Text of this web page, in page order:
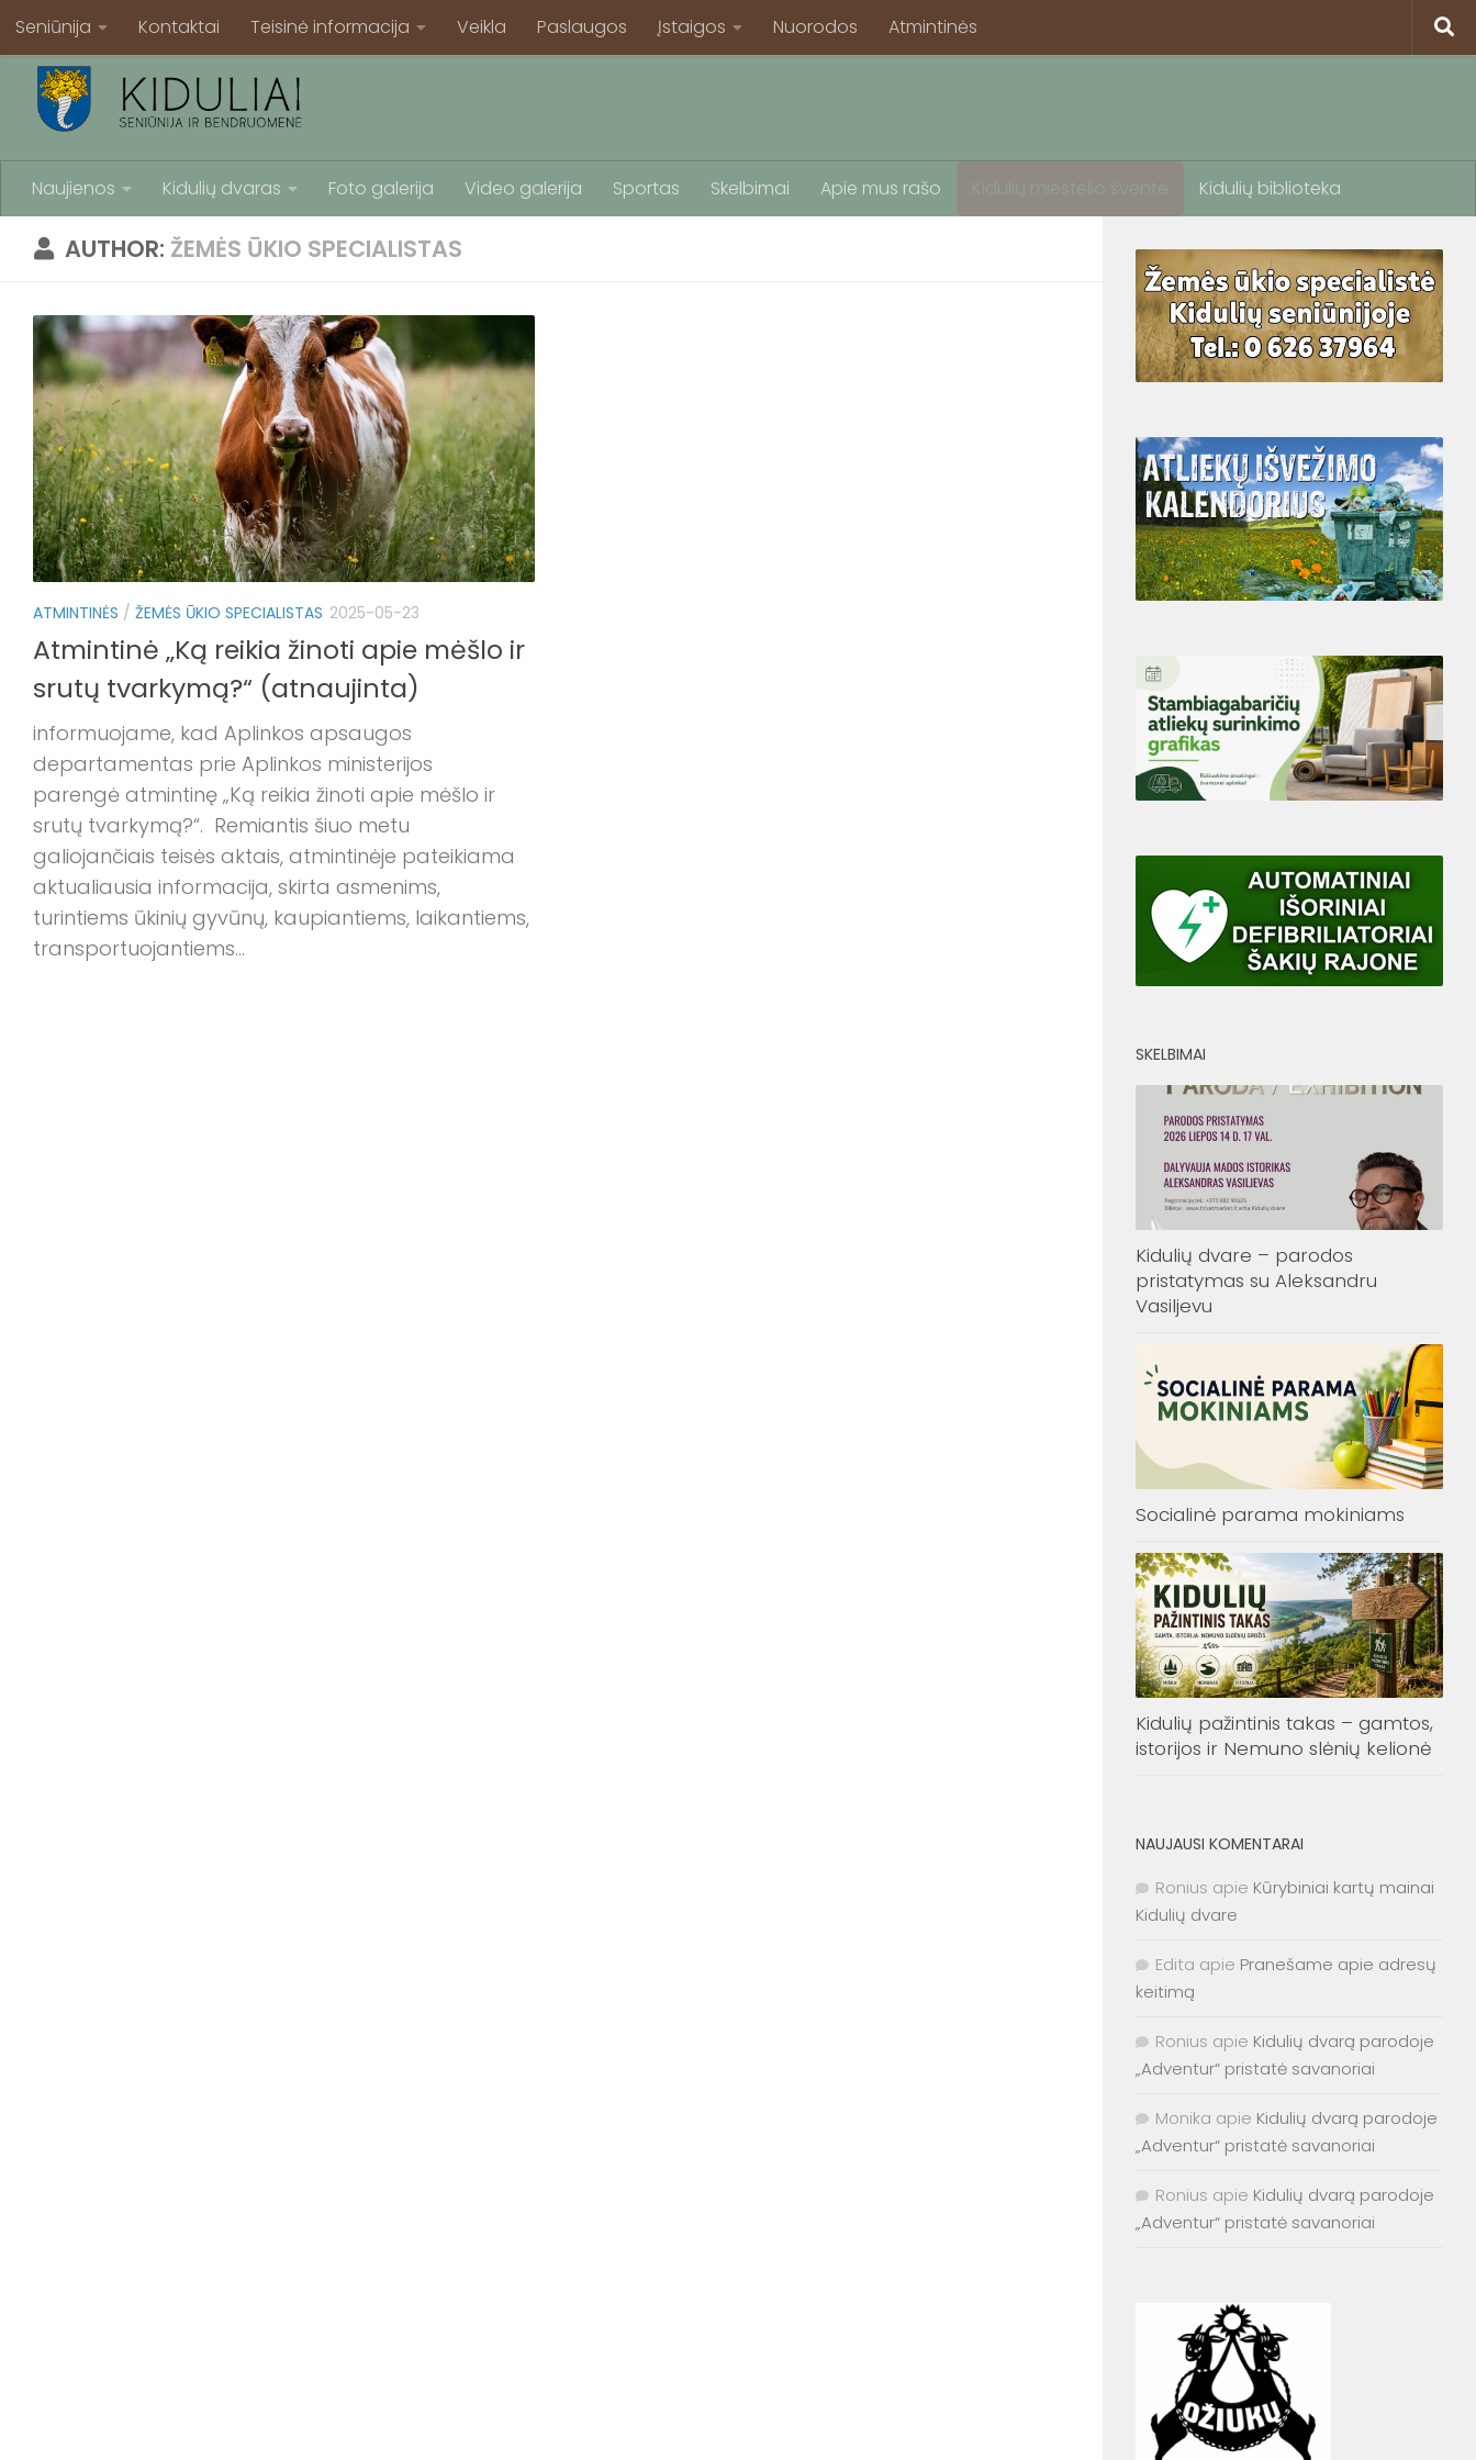
Seniūnija Kontaktai Teisinė informacija Veikla Paslaugos Įstaigos Nuorodos Atmintinės
Naujienos Kidulių dvaras Foto galerija Video galerija Sportas Skelbimai Apie mus rašo Kidulių biblioteka
AUTHOR: ŽEMĖS ŪKIO SPECIALISTAS
ATMINTINĖS / ŽEMĖS ŪKIO SPECIALISTAS 2025-05-23
Atmintinė „Ką reikia žinoti apie mėšlo ir
srutų tvarkymą?“ (atnaujinta)
informuojame, kad Aplinkos apsaugos
departamentas prie Aplinkos ministerijos
parengė atmintinę „Ką reikia žinoti apie mėšlo ir
srutų tvarkymą?“. Remiantis šiuo metu
galiojančiais teisės aktais, atmintinėje pateikiama
aktualiausia informacija, skirta asmenims,
turintiems ūkinių gyvūnų, kaupiantiems, laikantiems,
transportuojantiems...
SKELBIMAI
Kidulių dvare – parodos
pristatymas su Aleksandru
Vasiljevu
Socialinė parama mokiniams
Kidulių pažintinis takas – gamtos,
istorijos ir Nemuno slėnių kelionė
NAUJAUSI KOMENTARAI
Ronius apie Kūrybiniai kartų mainai
Kidulių dvare
Edita apie Pranešame apie adresų
keitimą
Ronius apie Kidulių dvarą parodoje
„Adventur“ pristatė savanoriai
Monika apie Kidulių dvarą parodoje
„Adventur“ pristatė savanoriai
Ronius apie Kidulių dvarą parodoje
„Adventur“ pristatė savanoriai